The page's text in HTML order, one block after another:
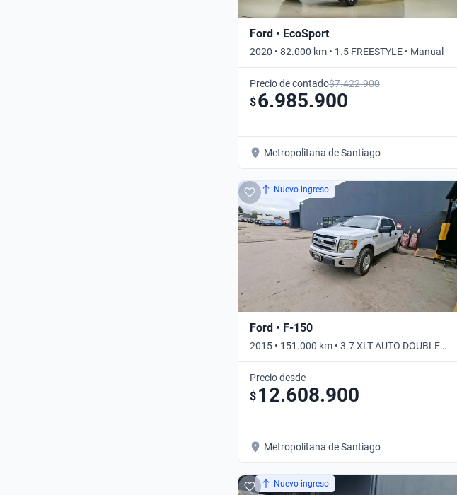
Ford • EcoSport
2020 • 82.000 km • 1.5 FREESTYLE • Manual
Precio de contado$7.422.900
$6.985.900
Metropolitana de Santiago
Nuevo ingreso
Ford • F-150
2015 • 151.000 km • 3.7 XLT AUTO DOUBLE
CAB • Automático
Precio desde
$ 12.608.900
Metropolitana de Santiago
Nuevo ingreso